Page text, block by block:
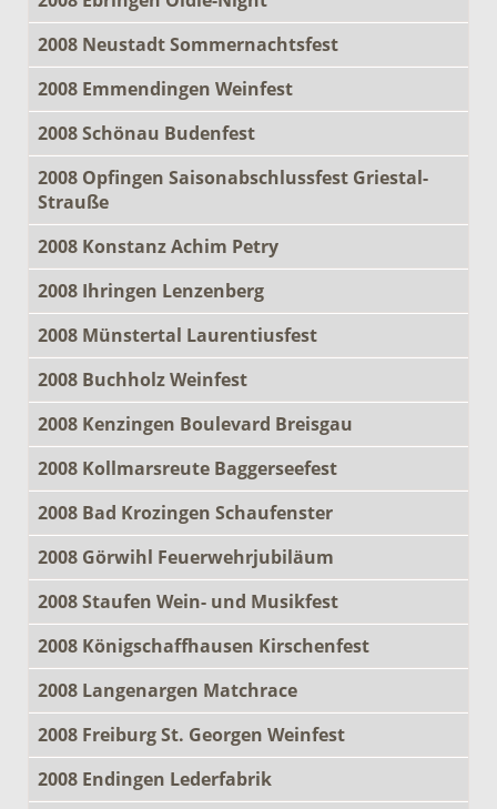
2008 Neustadt Sommernachtsfest
2008 Emmendingen Weinfest
2008 Schönau Budenfest
2008 Opfingen Saisonabschlussfest Griestal-
Strauße
2008 Konstanz Achim Petry
2008 Ihringen Lenzenberg
2008 Münstertal Laurentiusfest
2008 Buchholz Weinfest
2008 Kenzingen Boulevard Breisgau
2008 Kollmarsreute Baggerseefest
2008 Bad Krozingen Schaufenster
2008 Görwihl Feuerwehrjubiläum
2008 Staufen Wein- und Musikfest
2008 Königschaffhausen Kirschenfest
2008 Langenargen Matchrace
2008 Freiburg St. Georgen Weinfest
2008 Endingen Lederfabrik